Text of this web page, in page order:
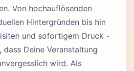
Von hochauflösenden
Hintergründen bis hin
und sofortigem Druck -
Deine Veranstaltung
wird. Als